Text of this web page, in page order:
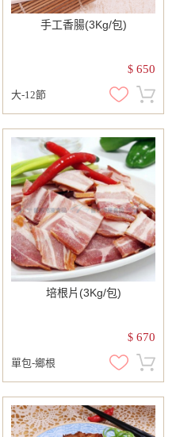
手工香腸(3Kg/包)
$ 650
大-12節
培根片(3Kg/包)
$ 670
單包-鄉根